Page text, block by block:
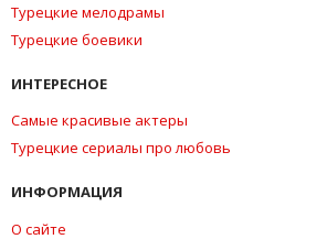
Турецкие мелодрамы
Турецкие боевики
ИНТЕРЕСНОЕ
Самые красивые актеры
Турецкие сериалы про любовь
ИНФОРМАЦИЯ
О сайте